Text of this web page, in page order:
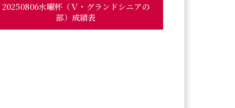
20250806水曜杯（Ｖ・グランドシニアの
部）成績表